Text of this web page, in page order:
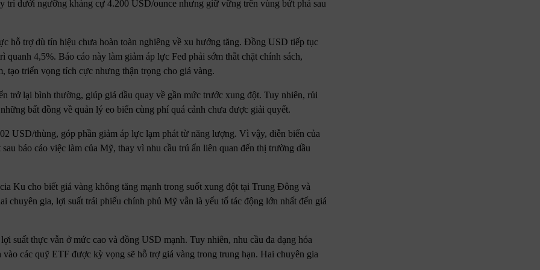
trì dưới ngưỡng kháng cự 4.200 USD/ounce nhưng giữ vững trên vùng bứt phá sau
hỗ trợ dù tín hiệu chưa hoàn toàn nghiêng về xu hướng tăng. Đồng USD tiếp tục
4,5%. Báo cáo này làm giảm áp lực Fed phải sớm thắt chặt chính sách,
tạo triển vọng tích cực nhưng thận trọng cho giá vàng.
trở lại bình thường, giúp giá dầu quay về gần mức trước xung đột. Tuy nhiên, rủi
bất đồng về quản lý eo biển cùng phí quá cảnh chưa được giải quyết.
USD/thùng, góp phần giảm áp lực lạm phát từ năng lượng. Vì vậy, diễn biến của
báo cáo việc làm của Mỹ, thay vì nhu cầu trú ẩn liên quan đến thị trường dầu
Ku cho biết giá vàng không tăng mạnh trong suốt xung đột tại Trung Đông và
gia, lợi suất trái phiếu chính phủ Mỹ vẫn là yếu tố tác động lớn nhất đến giá
suất thực vẫn ở mức cao và đồng USD mạnh. Tuy nhiên, nhu cầu đa dạng hóa
các quỹ ETF được kỳ vọng sẽ hỗ trợ giá vàng trong trung hạn. Hai chuyên gia